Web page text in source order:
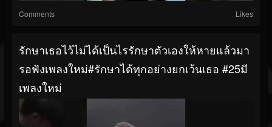
Comments Likes
รักษาเธอไว้ไม่ได้เป็นไรรักษาตัวเองให้หายแล้วมา
รอฟังเพลงใหม่#รักษาได้ทุกอย่างยกเว้นเธอ #25มี
เพลงใหม่